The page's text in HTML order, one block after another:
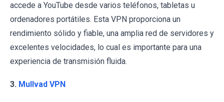
accede a YouTube desde varios teléfonos, tabletas u
ordenadores portátiles. Esta VPN proporciona un
rendimiento sólido y fiable, una amplia red de servidores y
excelentes velocidades, lo cual es importante para una
experiencia de transmisión fluida.
3. Mullvad VPN